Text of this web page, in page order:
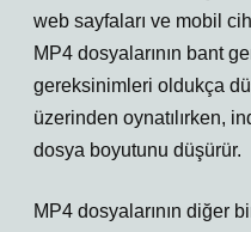
web sayfaları ve mobil
MP4 dosyalarının bant
gereksinimleri oldukça
üzerinden oynatılırken,
dosya boyutunu düşürür.
MP4 dosyalarının diğer